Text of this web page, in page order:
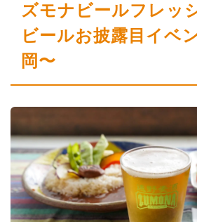
ズモナビールフレッ
ビールお披露目イベ
岡〜